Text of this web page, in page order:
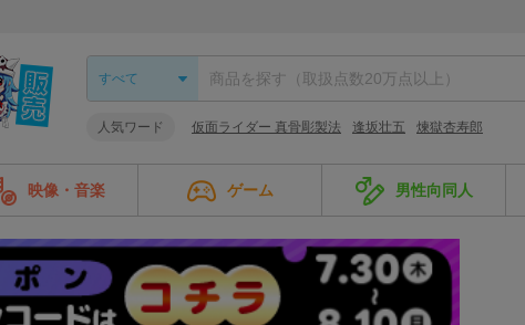
人気ワード 仮面ライダー 真骨彫製法 逢坂壮五 煉獄杏寿郎
映像・音楽 ゲーム 男性向同人